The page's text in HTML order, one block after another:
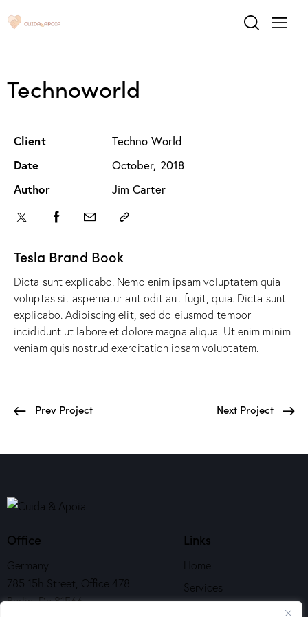
Technoworld
Tesla Brand Book
Dicta sunt explicabo. Nemo enim ipsam voluptatem quia
voluptas sit aspernatur aut odit aut fugit, quia. Dicta sunt
explicabo. Adipiscing elit, sed do eiusmod tempor
incididunt ut labore et dolore magna aliqua. Ut enim minim
veniam quis nostrud exercitation ipsam voluptatem.
Client
Techno World
Date
October, 2018
Author
Jim Carter
Prev Project Next Project
Office
Germany —
785 15h Street, Office 478
Berlin, De 81566
Links
Home
Services